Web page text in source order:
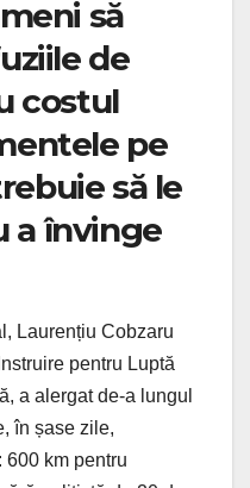
să
de
costul
pe
să le
a învinge
Laurențiu Cobzaru
pentru Luptă
a alergat de-a lungul
în șase zile,
km pentru